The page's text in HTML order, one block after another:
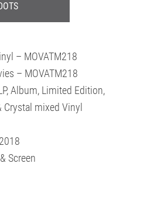
– MOVATM218
– MOVATM218
Album, Limited Edition,
Crystal mixed Vinyl
Screen